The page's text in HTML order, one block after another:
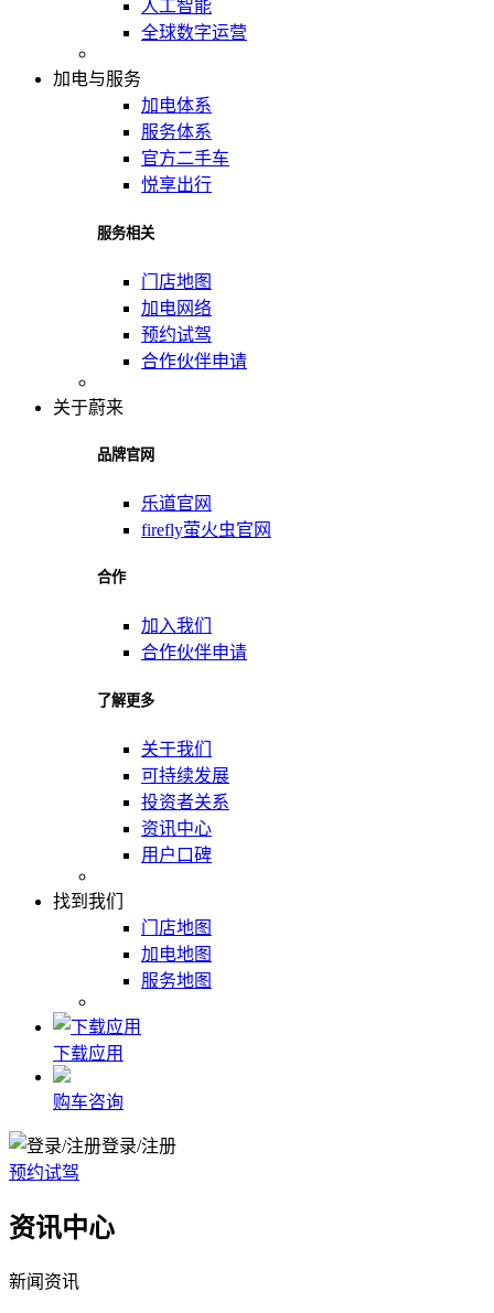
人工智能
全球数字运营
加电与服务
加电体系
服务体系
官方二手车
悦享出行
服务相关
门店地图
加电网络
预约试驾
合作伙伴申请
关于蔚来
品牌官网
乐道官网
firefly萤火虫官网
合作
加入我们
合作伙伴申请
了解更多
关于我们
可持续发展
投资者关系
资讯中心
用户口碑
找到我们
门店地图
加电地图
服务地图
下载应用
购车咨询
登录/注册
预约试驾
资讯中心
新闻资讯